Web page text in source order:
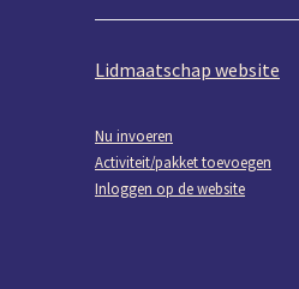
Lidmaatschap website
Nu invoeren
Activiteit/pakket toevoegen
Inloggen op de website